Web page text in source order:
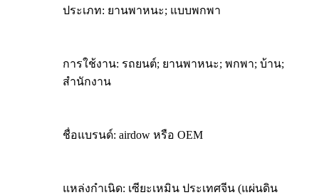
ประเภท: ยานพาหนะ; แบบพกพา
การใช้งาน: รถยนต์; ยานพาหนะ; พกพา; บ้าน;
สำนักงาน
ชื่อแบรนด์: airdow หรือ OEM
แหล่งกำเนิด: เซียะเหมิน ประเทศจีน (แผ่นดิน